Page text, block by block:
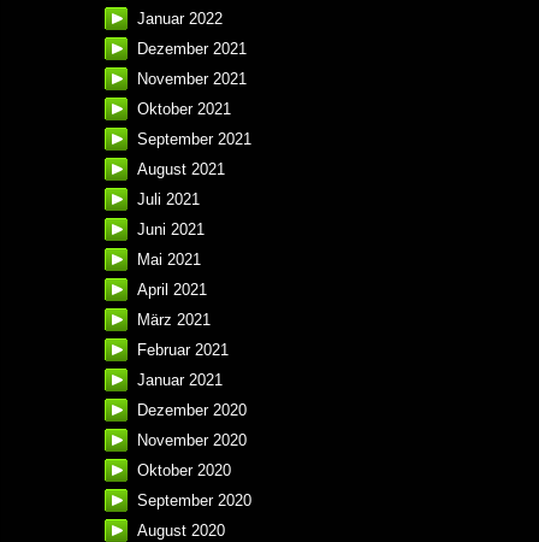
Januar 2022
Dezember 2021
November 2021
Oktober 2021
September 2021
August 2021
Juli 2021
Juni 2021
Mai 2021
April 2021
März 2021
Februar 2021
Januar 2021
Dezember 2020
November 2020
Oktober 2020
September 2020
August 2020